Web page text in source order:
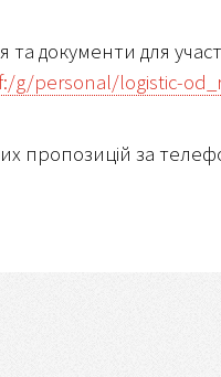
та документи для
personal/logistic-
пропозицій за